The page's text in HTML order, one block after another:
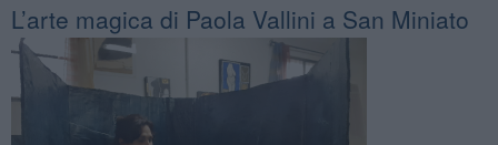
​L’arte magica di Paola Vallini a San Miniato